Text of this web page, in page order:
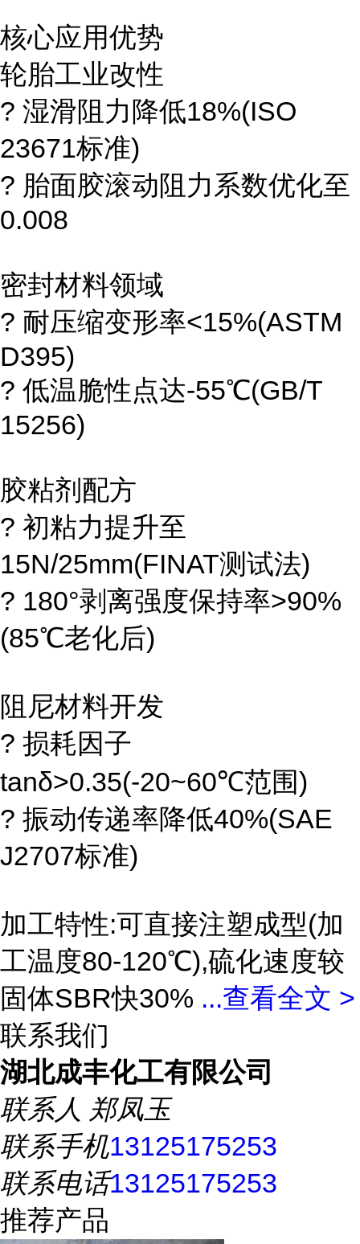
核心应用优势
轮胎工业改性
? 湿滑阻力降低18%(ISO
23671标准)
? 胎面胶滚动阻力系数优化至
0.008
密封材料领域
? 耐压缩变形率<15%(ASTM
D395)
? 低温脆性点达-55℃(GB/T
15256)
胶粘剂配方
? 初粘力提升至
15N/25mm(FINAT测试法)
? 180°剥离强度保持率>90%
(85℃老化后)
阻尼材料开发
? 损耗因子
tanδ>0.35(-20~60℃范围)
? 振动传递率降低40%(SAE
J2707标准)
加工特性:可直接注塑成型(加
工温度80-120℃),硫化速度较
固体SBR快30% ...查看全文 >
联系我们
湖北成丰化工有限公司
联系人 郑凤玉
联系手机13125175253
联系电话13125175253
推荐产品